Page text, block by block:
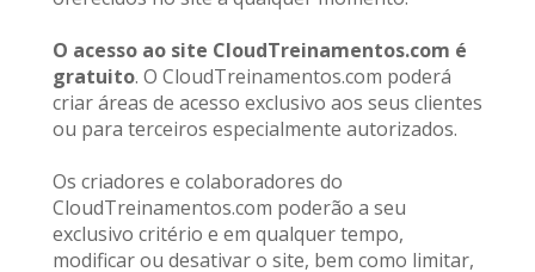
O acesso ao site CloudTreinamentos.com é
gratuito. O CloudTreinamentos.com poderá
criar áreas de acesso exclusivo aos seus clientes
ou para terceiros especialmente autorizados.
Os criadores e colaboradores do
CloudTreinamentos.com poderão a seu
exclusivo critério e em qualquer tempo,
modificar ou desativar o site, bem como limitar,